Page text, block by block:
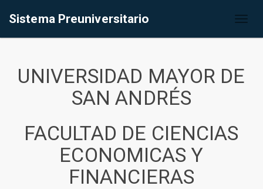
Sistema Preuniversitario
UNIVERSIDAD MAYOR DE
SAN ANDRÉS
FACULTAD DE CIENCIAS
ECONOMICAS Y
FINANCIERAS